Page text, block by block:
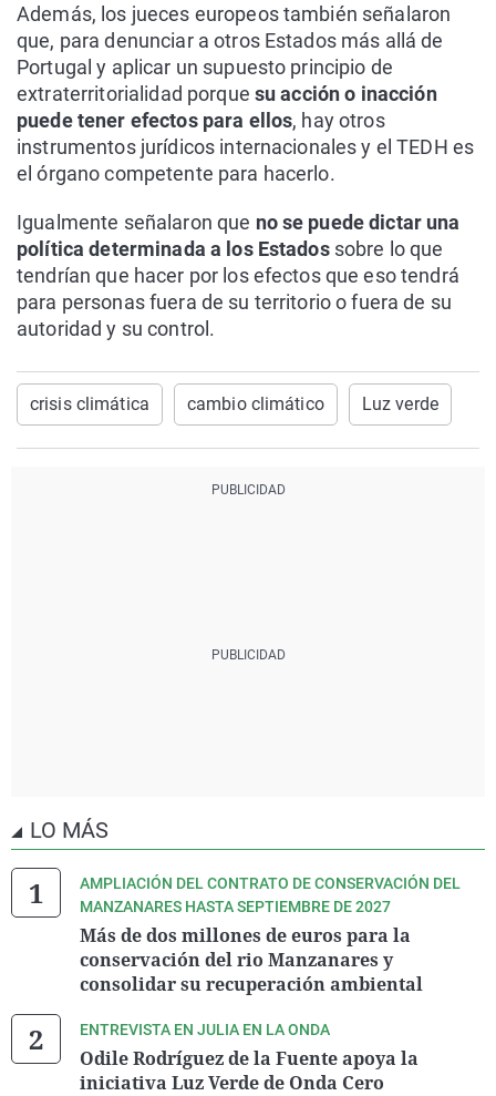
Además, los jueces europeos también señalaron
que, para denunciar a otros Estados más allá de
Portugal y aplicar un supuesto principio de
extraterritorialidad porque su acción o inacción
puede tener efectos para ellos, hay otros
instrumentos jurídicos internacionales y el TEDH es
el órgano competente para hacerlo.
Igualmente señalaron que no se puede dictar una
política determinada a los Estados sobre lo que
tendrían que hacer por los efectos que eso tendrá
para personas fuera de su territorio o fuera de su
autoridad y su control.
crisis climática cambio climático Luz verde
LO MÁS
AMPLIACIÓN DEL CONTRATO DE CONSERVACIÓN DEL
MANZANARES HASTA SEPTIEMBRE DE 2027
Más de dos millones de euros para la
conservación del rio Manzanares y
consolidar su recuperación ambiental
ENTREVISTA EN JULIA EN LA ONDA
Odile Rodríguez de la Fuente apoya la
iniciativa Luz Verde de Onda Cero